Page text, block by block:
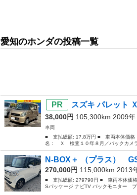
愛知のホンダの投稿一覧
スズキ パレット
38,000円 105,300km 2009年
車両
■ 支払総額: 17.8万円 ■ 車両本体価
名： Ｘ 検査１０年８月／バックカメ
N-BOX＋ （プラス）
270,000円 115,000km 2013
■ 支払総額: 279790円 ■ 車両本体価
Sパッケージ ナビTV バックモニター